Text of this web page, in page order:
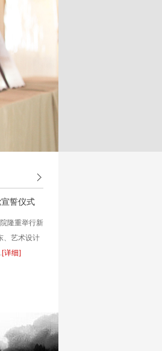
誓仪式
隆重举行新
、艺术设计
[详细]